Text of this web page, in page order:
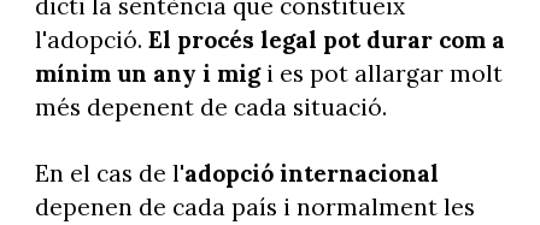
dicti la sentència que constitueix
l'adopció. El procés legal pot durar com a
mínim un any i migi es pot allargar molt
més depenent de cada situació.
En el cas de l'adopció internacional
depenen de cada país i normalment les